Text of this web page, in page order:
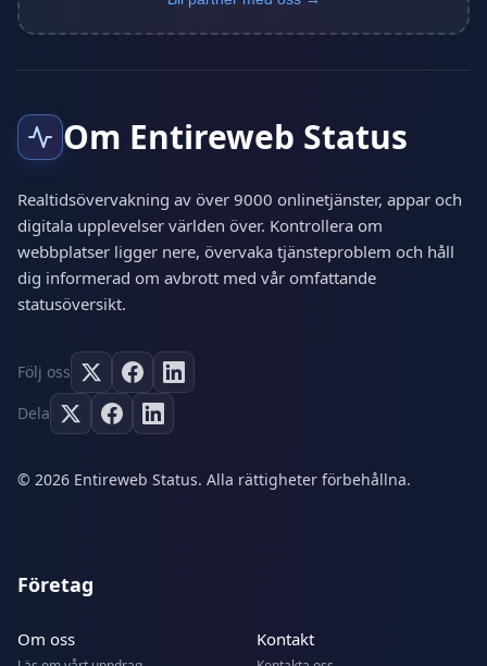
Om Entireweb Status
Realtidsövervakning av över 9000 onlinetjänster, appar och
digitala upplevelser världen över. Kontrollera om
webbplatser ligger nere, övervaka tjänsteproblem och håll
dig informerad om avbrott med vår omfattande
statusöversikt.
Följ oss
Dela
© 2026 Entireweb Status. Alla rättigheter förbehållna.
Företag
Om oss Kontakt